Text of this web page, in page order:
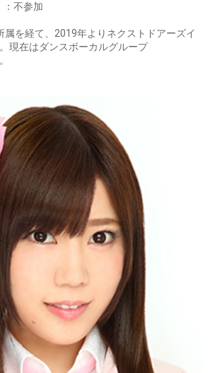
不参加
を経て、2019年よりネクストドアーズイ
現在はダンスボーカルグループ